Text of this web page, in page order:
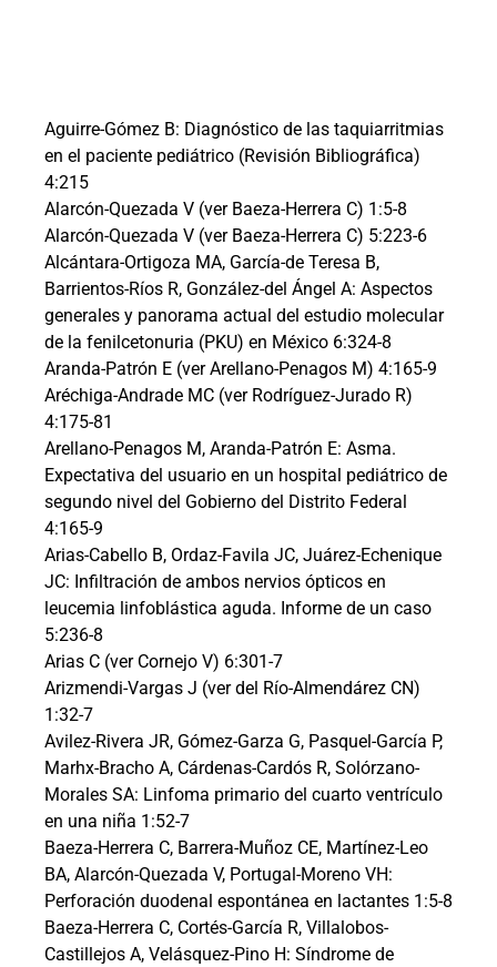
Aguirre-Gómez B: Diagnóstico de las taquiarritmias
en el paciente pediátrico (Revisión Bibliográfica)
4:215
Alarcón-Quezada V (ver Baeza-Herrera C) 1:5-8
Alarcón-Quezada V (ver Baeza-Herrera C) 5:223-6
Alcántara-Ortigoza MA, García-de Teresa B,
Barrientos-Ríos R, González-del Ángel A: Aspectos
generales y panorama actual del estudio molecular
de la fenilcetonuria (PKU) en México 6:324-8
Aranda-Patrón E (ver Arellano-Penagos M) 4:165-9
Aréchiga-Andrade MC (ver Rodríguez-Jurado R)
4:175-81
Arellano-Penagos M, Aranda-Patrón E: Asma.
Expectativa del usuario en un hospital pediátrico de
segundo nivel del Gobierno del Distrito Federal
4:165-9
Arias-Cabello B, Ordaz-Favila JC, Juárez-Echenique
JC: Infiltración de ambos nervios ópticos en
leucemia linfoblástica aguda. Informe de un caso
5:236-8
Arias C (ver Cornejo V) 6:301-7
Arizmendi-Vargas J (ver del Río-Almendárez CN)
1:32-7
Avilez-Rivera JR, Gómez-Garza G, Pasquel-García P,
Marhx-Bracho A, Cárdenas-Cardós R, Solórzano-
Morales SA: Linfoma primario del cuarto ventrículo
en una niña 1:52-7
Baeza-Herrera C, Barrera-Muñoz CE, Martínez-Leo
BA, Alarcón-Quezada V, Portugal-Moreno VH:
Perforación duodenal espontánea en lactantes 1:5-8
Baeza-Herrera C, Cortés-García R, Villalobos-
Castillejos A, Velásquez-Pino H: Síndrome de